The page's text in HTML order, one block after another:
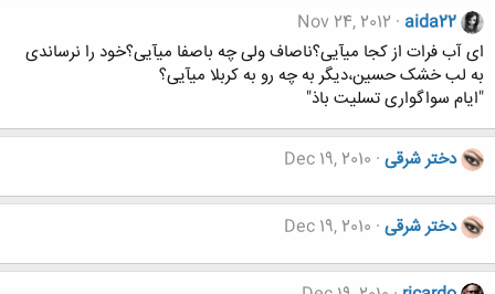
aida22
Nov 24, 2012
ای آب فرات از کجا میآیی؟ناصاف ولی چه باصفا میآیی؟خود را نرساندی
به لب خشک حسین،دیگر به چه رو به کربلا میآیی؟
"ایام سواگواری تسلیت باذ"
دختر شرقی Dec 19, 2010
دختر شرقی Dec 19, 2010